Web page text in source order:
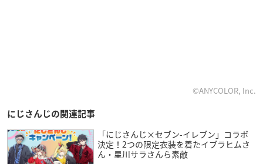
©ANYCOLOR, Inc.
にじさんじの関連記事
「にじさんじ×セブン‐イレブン」コラボ
決定！2つの限定衣装を着たイブラヒムさ
ん・星川サラさんら素敵